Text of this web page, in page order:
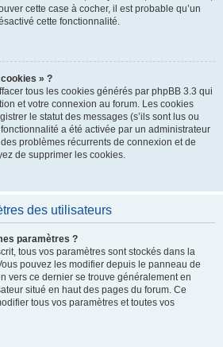
cette case à cocher, il est probable qu’un
cette fonctionnalité.
» ?
tous les cookies générés par phpBB 3.3 qui
et votre connexion au forum. Les cookies
le statut des messages (s’ils sont lus ou
a été activée par un administrateur
problèmes récurrents de connexion et de
de supprimer les cookies.
des utilisateurs
paramètres ?
tous vos paramètres sont stockés dans la
pouvez les modifier depuis le panneau de
vers ce dernier se trouve généralement en
situé en haut des pages du forum. Ce
tous vos paramètres et toutes vos